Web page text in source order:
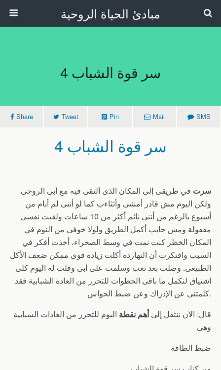
مبادئ الحياة الروحية
سر قوة الشباب 4
Share Tweet Pin Mail SMS
سر قوة الشباب 4
سرت في طريقى إلى المكان الذى ألتقى فيه مع أبى الروحى
ولكن اليوم مش قادر أمشى وأتثاءب كما لو أننى لم أنام من
أسبوع بالرغم من أننى نائم أكثر من 10 ساعات ولقيت نفسى
مقفولة ومش حابب أكمل الطريق ولولا خوفى من النوم في
المكان الخطر كنت نمت في وسط الصحراء، أخذت أفكر في
السبب وافتكرت أن النهاردة أكلت زيادة قوى ممكن ضعف الأكل
الطبيعى. وصلت بعد تعب وسلمت على أبى وقلت له اليوم كلى
اشتياق لنكمل ما باقى الخطوات للتحرر من العادة الشبابية فقد
كلمتنى عن الإدراك وعن ضبط الحواس.
قال: الآن ننتقل إلىأهم نقطة اليوم للتحرر من العادات الشبابية
وهي
ضبط الطاقة